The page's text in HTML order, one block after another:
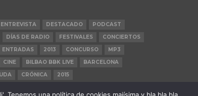
ENTREVISTA DESTACADO
PODCAST
DÍAS DE RADIO FESTIVALES
CONCIERTOS
ENTRADAS 2013 CONCURSO
MP3
CINE BILBAO BBK LIVE
BARCELONA
CRÓNICA 2015